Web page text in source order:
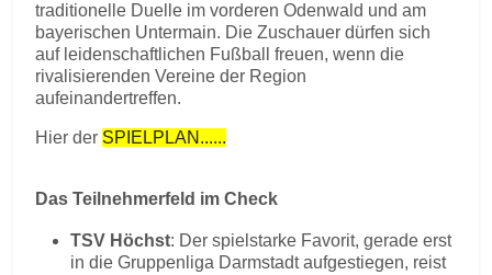
traditionelle Duelle im vorderen Odenwald und am
bayerischen Untermain. Die Zuschauer dürfen sich
auf leidenschaftlichen Fußball freuen, wenn die
rivalisierenden Vereine der Region
aufeinandertreffen.
Hier der SPIELPLAN......
Das Teilnehmerfeld im Check
TSV Höchst: Der spielstarke Favorit, gerade erst
in die Gruppenliga Darmstadt aufgestiegen, reist